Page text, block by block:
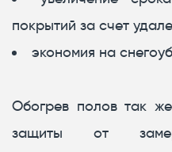
покрытий за счет
экономия на
Обогрев полов так
защиты от